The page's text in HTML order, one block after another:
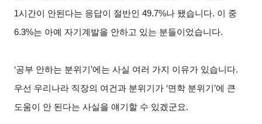
1시간이 안된다는 응답이 절반인 49.7%나 됐습니다. 이 중
6.3%는 아예 자기계발을 안하고 있는 분들이었습니다.
‘공부 안하는 분위기’에는 사실 여러 가지 이유가 있습니다.
우선 우리나라 직장의 여건과 분위기가 ‘면학 분위기’에 큰
도움이 안 된다는 사실을 얘기할 수 있겠군요.